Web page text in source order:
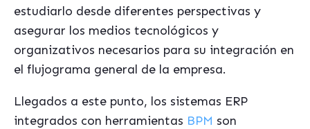
estudiarlo desde diferentes perspectivas y
asegurar los medios tecnológicos y
organizativos necesarios para su integración en
el flujograma general de la empresa.
Llegados a este punto, los sistemas ERP
integrados con herramientas BPM son